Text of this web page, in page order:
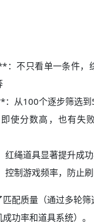
：不只看单一条件，
从100个逐步筛选到
使分数高，也有失
绳道具显著提升成
制游戏频率，防止
配质量（通过多轮
功率和道具系统）。